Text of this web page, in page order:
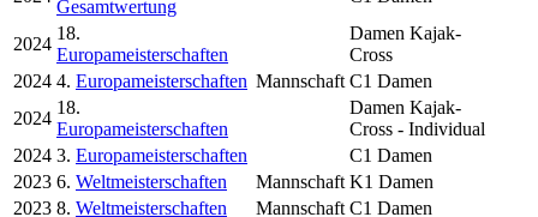
Gesamtwertung
2024
18.
Europameisterschaften
Damen Kajak-
Cross
2024 4. Europameisterschaften Mannschaft C1 Damen
2024
18.
Europameisterschaften
Damen Kajak-
Cross - Individual
2024 3. Europameisterschaften
C1 Damen
2023 6. Weltmeisterschaften Mannschaft K1 Damen
2023 8. Weltmeisterschaften Mannschaft C1 Damen